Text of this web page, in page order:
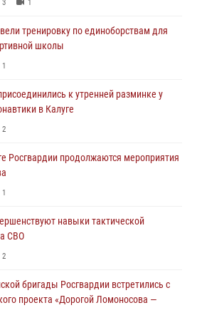
3 1
тренировку по единоборствам для
школы
1
к утренней разминке у
в Калуге
2
Росгвардии продолжаются мероприятия
1
навыки тактической
СВО
2
бригады Росгвардии встретились с
проекта «Дорогой Ломоносова —